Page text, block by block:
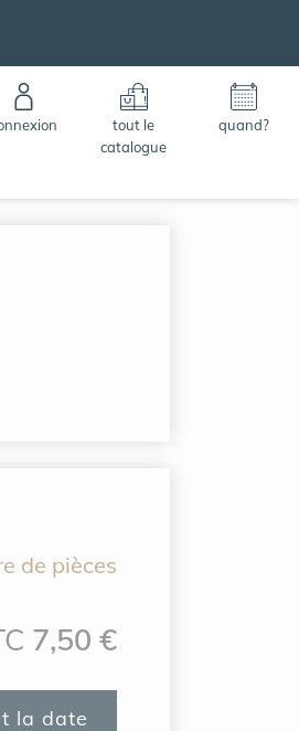
tout le
catalogue
quand?
de pièces
7,50 €
la date